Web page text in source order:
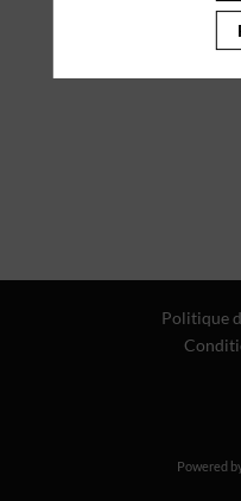
Politique
Powered